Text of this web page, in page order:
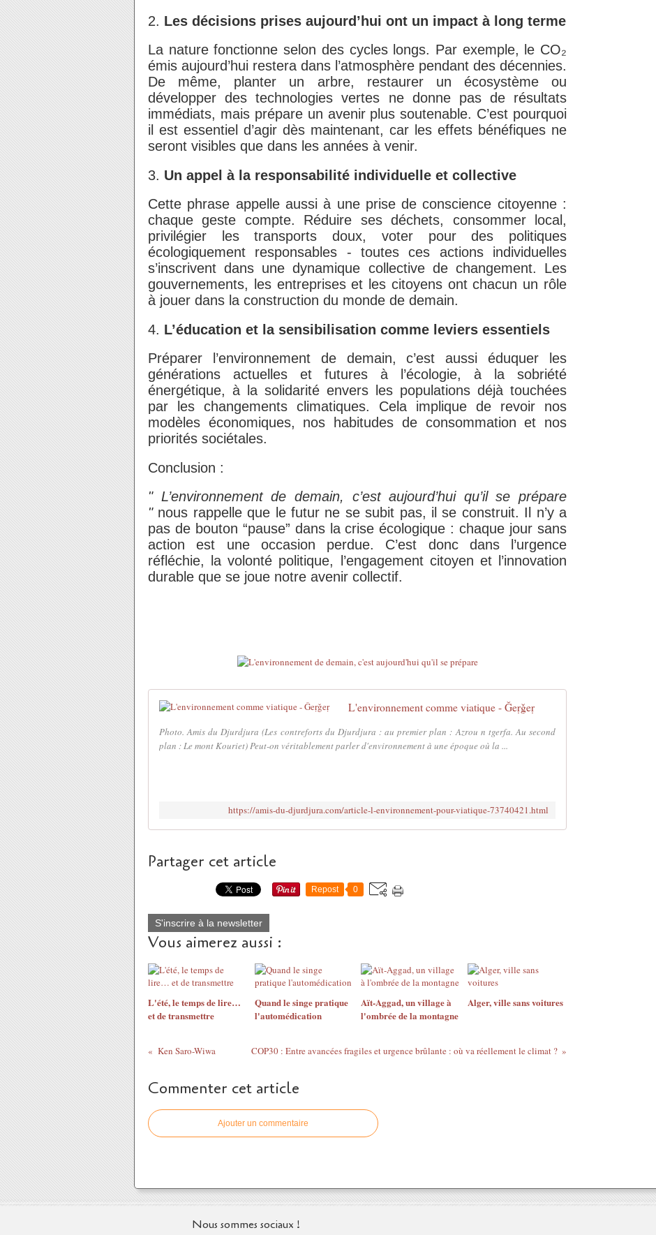
2. Les décisions prises aujourd’hui ont un impact à long terme
La nature fonctionne selon des cycles longs. Par exemple, le CO₂
émis aujourd’hui restera dans l’atmosphère pendant des décennies.
De même, planter un arbre, restaurer un écosystème ou
développer des technologies vertes ne donne pas de résultats
immédiats, mais prépare un avenir plus soutenable. C’est pourquoi
il est essentiel d’agir dès maintenant, car les effets bénéfiques ne
seront visibles que dans les années à venir.
3. Un appel à la responsabilité individuelle et collective
Cette phrase appelle aussi à une prise de conscience citoyenne :
chaque geste compte. Réduire ses déchets, consommer local,
privilégier les transports doux, voter pour des politiques
écologiquement responsables - toutes ces actions individuelles
s’inscrivent dans une dynamique collective de changement. Les
gouvernements, les entreprises et les citoyens ont chacun un rôle
à jouer dans la construction du monde de demain.
4. L’éducation et la sensibilisation comme leviers essentiels
Préparer l’environnement de demain, c’est aussi éduquer les
générations actuelles et futures à l’écologie, à la sobriété
énergétique, à la solidarité envers les populations déjà touchées
par les changements climatiques. Cela implique de revoir nos
modèles économiques, nos habitudes de consommation et nos
priorités sociétales.
Conclusion :
" L’environnement de demain, c’est aujourd’hui qu’il se prépare
"nous rappelle que le futur ne se subit pas, il se construit. Il n’y a
pas de bouton “pause” dans la crise écologique : chaque jour sans
action est une occasion perdue. C’est donc dans l’urgence
réfléchie, la volonté politique, l’engagement citoyen et l’innovation
durable que se joue notre avenir collectif.
L'environnement comme viatique - Ǧeṛǧeṛ
Photo. Amis du Djurdjura (Les contreforts du Djurdjura : au premier plan : Azrou n tgerfa. Au second
plan : Le mont Kouriet) Peut-on véritablement parler d'environnement à une époque où la ...
https://amis-du-djurdjura.com/article-l-environnement-pour-viatique-73740421.html
Partager cet article
Repost 0
S'inscrire à la newsletter
Vous aimerez aussi :
L'été, le temps de lire…
et de transmettre
Quand le singe pratique
l'automédication
Aït-Aggad, un village à
l'ombrée de la montagne
Alger, ville sans voitures
Ken Saro-Wiwa COP30 : Entre avancées fragiles et urgence brûlante : où va réellement le climat ?
Commenter cet article
Ajouter un commentaire
Nous sommes sociaux !